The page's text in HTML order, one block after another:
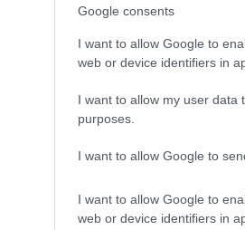
Google consents
I want to allow Google to
web or device identifiers in
I want to allow my user data
purposes.
I want to allow Google to
I want to allow Google to
web or device identifiers in